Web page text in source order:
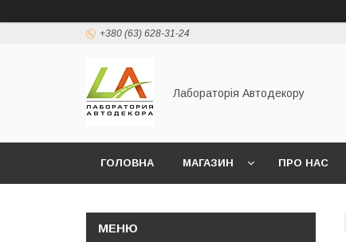
+380 (63) 628-31-24
Лабораторія Автодекору
ГОЛОВНА МАГАЗИН ПРО НАС